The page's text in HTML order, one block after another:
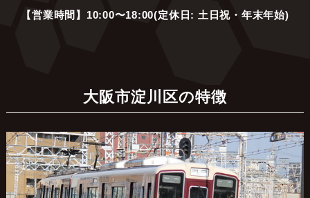
【営業時間】10:00〜18:00(定休日: 土日祝・年末年始)
大阪市淀川区の特徴